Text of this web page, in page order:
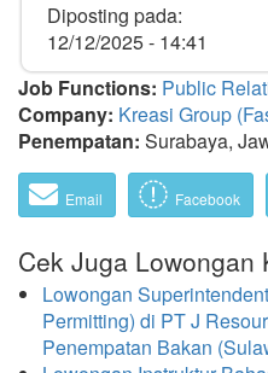
Diposting pada:
12/12/2025 - 14:41
Job Functions: Public
Company: Kreasi Group
Penempatan: Surabaya,
Email Facebook
Cek Juga Lowongan
Lowongan
Permitting) di PT J
Penempatan Bakan